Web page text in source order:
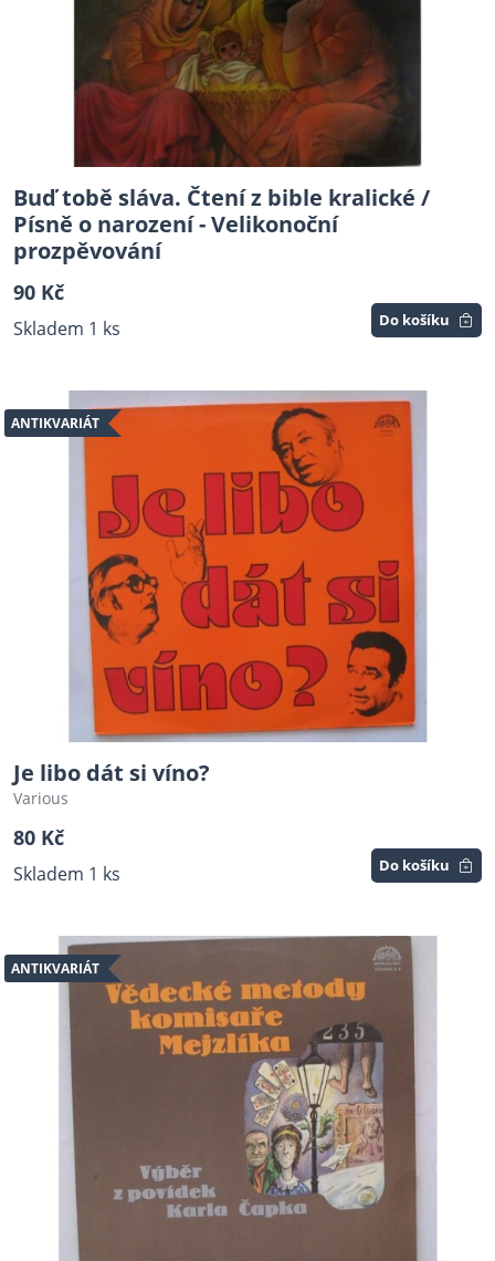
Buď tobě sláva. Čtení z bible kralické /
Písně o narození - Velikonoční
prozpěvování
90 Kč
Skladem 1 ks Do košíku
ANTIKVARIÁT
Je libo dát si víno?
Various
80 Kč
Skladem 1 ks Do košíku
ANTIKVARIÁT